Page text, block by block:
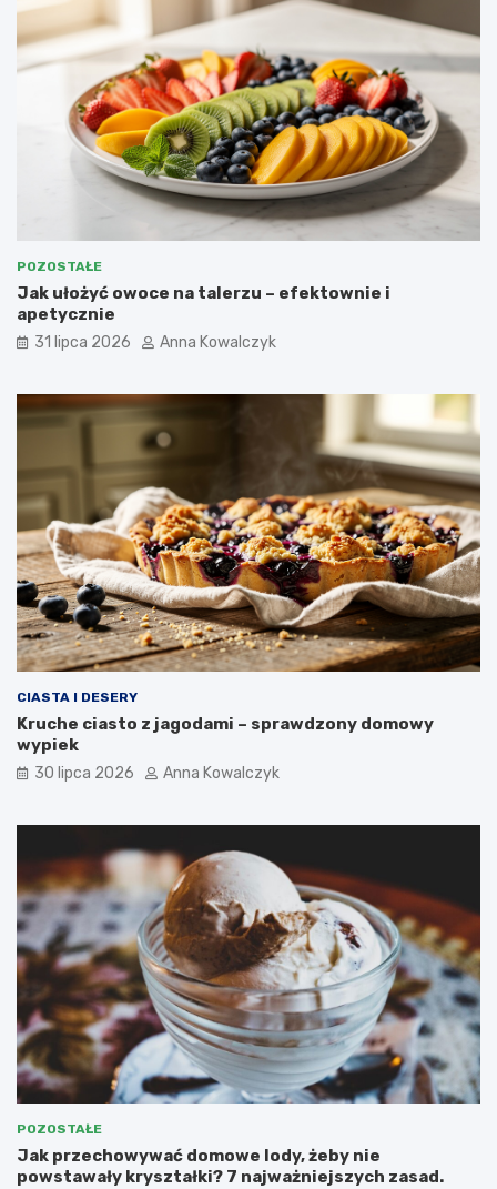
POZOSTAŁE
Jak ułożyć owoce na talerzu – efektownie i
apetycznie
31 lipca 2026 Anna Kowalczyk
CIASTA I DESERY
Kruche ciasto z jagodami – sprawdzony domowy
wypiek
30 lipca 2026 Anna Kowalczyk
POZOSTAŁE
Jak przechowywać domowe lody, żeby nie
powstawały kryształki? 7 najważniejszych zasad.